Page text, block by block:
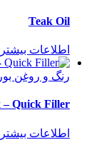
Teak Oil
اطلاعات بیشتر
رنگ و روغن
– Quick Filler
اطلاعات بیشتر